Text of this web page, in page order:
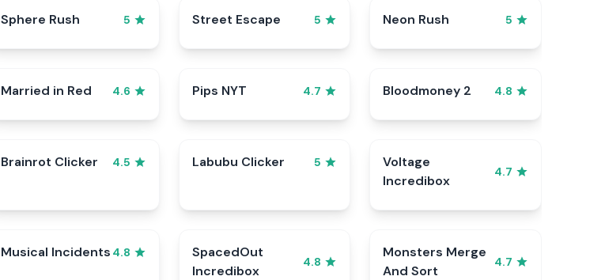
Sphere Rush 5 Street Escape 5 Neon Rush 5
Married in Red 4.6 Pips NYT 4.7 Bloodmoney 2 4.8
Brainrot Clicker 4.5 Labubu Clicker 5
Voltage
Incredibox
4.7
Musical Incidents 4.8
SpacedOut
Incredibox
4.8
Monsters Merge
And Sort
4.7